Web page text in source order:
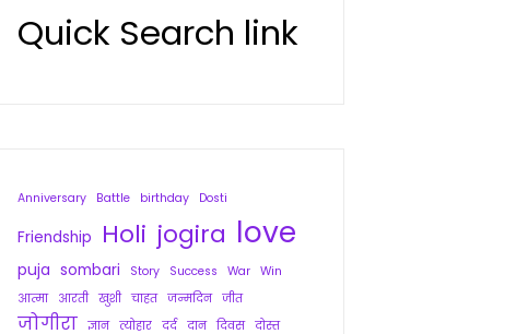
Quick Search link
Anniversary Battle birthday Dosti
Friendship Holi jogira love
puja sombari Story Success War
Win
आत्मा
आरती खुशी चाहत जन्मदिन जीत
जोगीरा ज्ञान त्योहार दर्द दान दिवस दोस्त